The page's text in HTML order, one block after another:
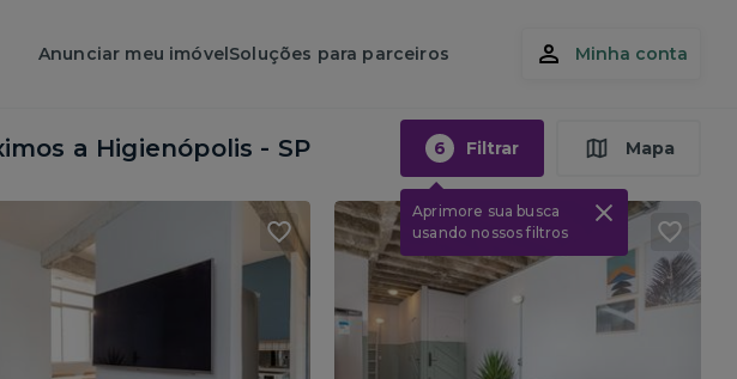
Anunciar meu imóvelSoluções para parceiros Minha conta
a Higienópolis - SP 6 Filtrar
Aprimore sua busca
usando nossos filtros
Mapa